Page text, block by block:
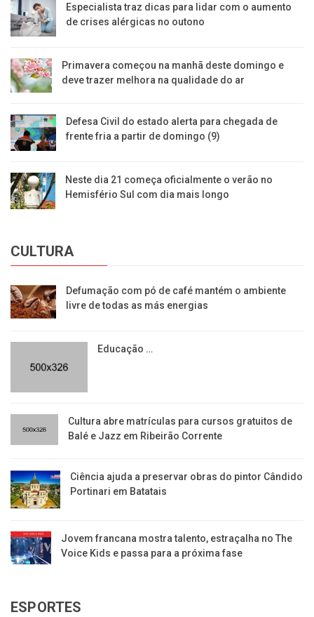
Especialista traz dicas para lidar com o aumento
de crises alérgicas no outono
Primavera começou na manhã deste domingo e
deve trazer melhora na qualidade do ar
Defesa Civil do estado alerta para chegada de
frente fria a partir de domingo (9)
Neste dia 21 começa oficialmente o verão no
Hemisfério Sul com dia mais longo
CULTURA
Defumação com pó de café mantém o ambiente
livre de todas as más energias
Educação …
​Cultura abre matrículas para cursos gratuitos de
Balé e Jazz em Ribeirão Corrente
Ciência ajuda a preservar obras do pintor Cândido
Portinari em Batatais
Jovem francana mostra talento, estraçalha no The
Voice Kids e passa para a próxima fase
ESPORTES